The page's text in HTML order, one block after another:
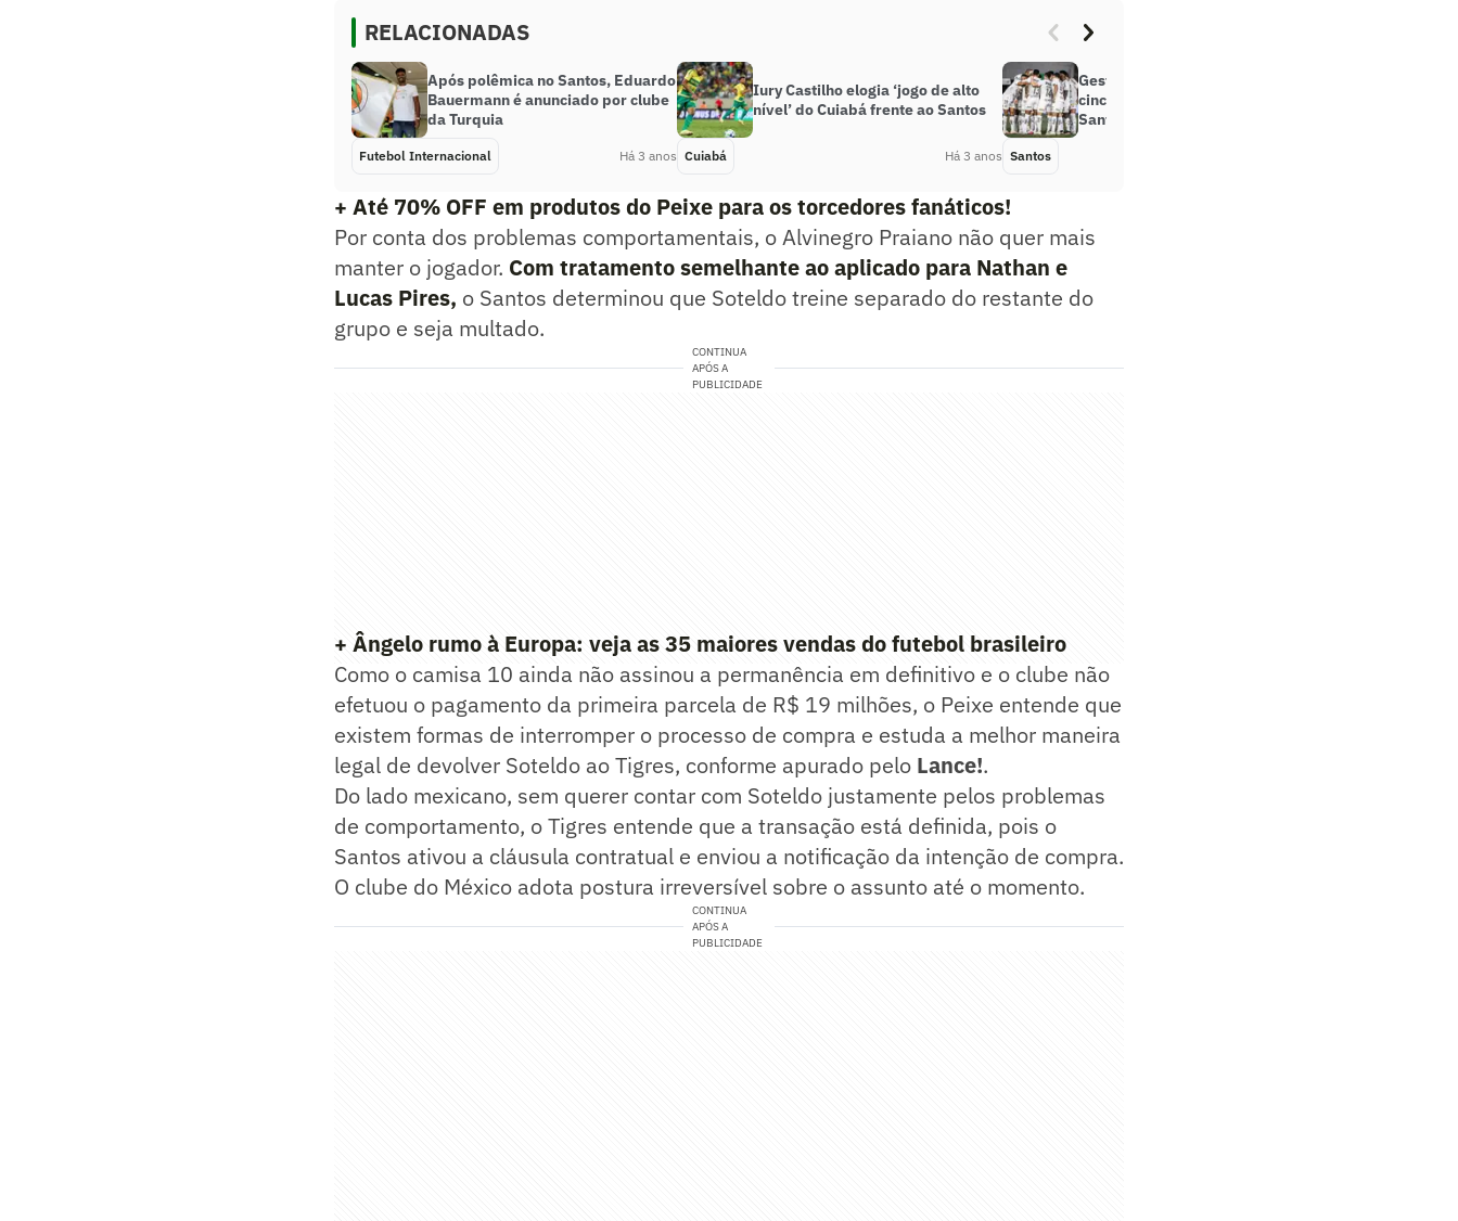
RELACIONADAS
Após polêmica no Santos, Eduardo
Bauermann é anunciado por clube
da Turquia
Futebol Internacional Há 3 anos
Iury Castilho elogia ‘jogo de alto
nível’ do Cuiabá frente ao Santos
Cuiabá Há 3 anos
Gestão Rueda já soma dois dos
cinco maiores jejuns de vitórias do
Santos na história
Santos
+ Até 70% OFF em produtos do Peixe para os torcedores fanáticos!
Por conta dos problemas comportamentais, o Alvinegro Praiano não quer mais
manter o jogador. Com tratamento semelhante ao aplicado para Nathan e
Lucas Pires, o Santos determinou que Soteldo treine separado do restante do
grupo e seja multado.
CONTINUA
APÓS A
PUBLICIDADE
+ Ângelo rumo à Europa: veja as 35 maiores vendas do futebol brasileiro
Como o camisa 10 ainda não assinou a permanência em definitivo e o clube não
efetuou o pagamento da primeira parcela de R$ 19 milhões, o Peixe entende que
existem formas de interromper o processo de compra e estuda a melhor maneira
legal de devolver Soteldo ao Tigres, conforme apurado pelo Lance!.
Do lado mexicano, sem querer contar com Soteldo justamente pelos problemas
de comportamento, o Tigres entende que a transação está definida, pois o
Santos ativou a cláusula contratual e enviou a notificação da intenção de compra.
O clube do México adota postura irreversível sobre o assunto até o momento.
CONTINUA
APÓS A
PUBLICIDADE